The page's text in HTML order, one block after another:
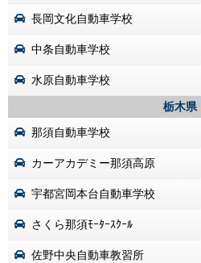
長岡文化自動車学校
中条自動車学校
水原自動車学校
栃木県
那須自動車学校
カーアカデミー那須高原
宇都宮岡本台自動車学校
さくら那須ﾓｰﾀｰｽｸｰﾙ
佐野中央自動車教習所